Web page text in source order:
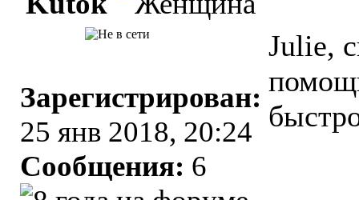
Зарегистрирован:
25 янв 2018, 20:24
Сообщения: 6
Julie,